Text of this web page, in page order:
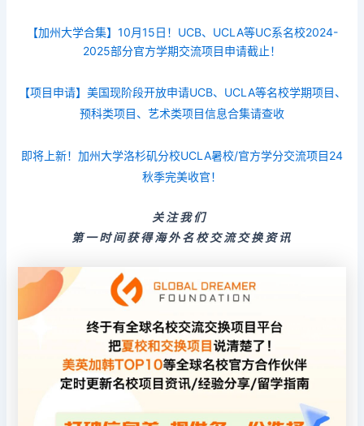
【加州大学合集】10月15日！UCB、UCLA等UC系名校2024-
2025部分官方学期交流项目申请截止！
【项目申请】美国现阶段开放申请UCB、UCLA等名校学期项目、
预科类项目、艺术类项目信息合集请查收
即将上新！加州大学洛杉矶分校UCLA暑校/官方学分交流项目24
秋季完美收官！
关注我们
第一时间获得海外名校交流交换资讯